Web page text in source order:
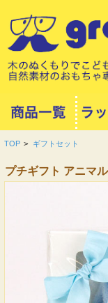
TOP > ギフトセット
プチギフト アニマ